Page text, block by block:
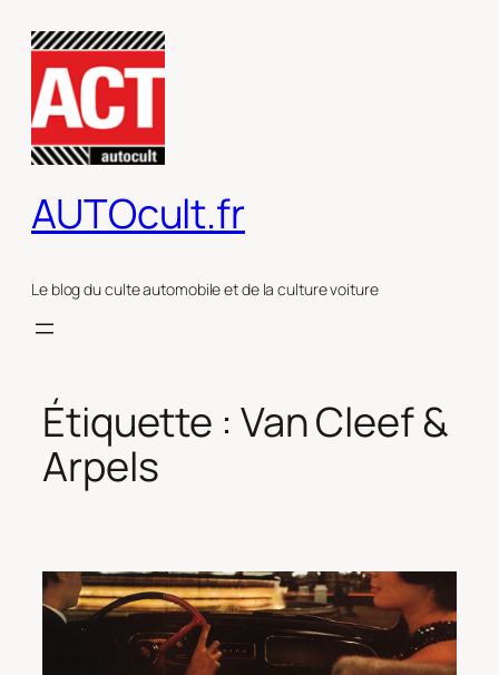
contenu
AUTOcult.fr
Le blog du culte automobile et de la culture voiture
Étiquette : Van Cleef &
Arpels